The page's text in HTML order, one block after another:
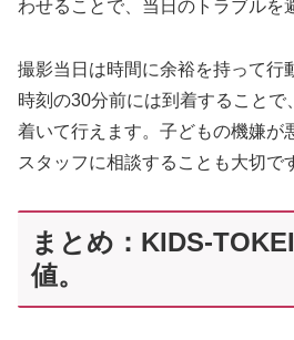
わせることで、当日のトラブルを
撮影当日は時間に余裕を持って行
時刻の30分前には到着することで
着いて行えます。子どもの機嫌が
スタッフに相談することも大切で
まとめ：KIDS-
値。